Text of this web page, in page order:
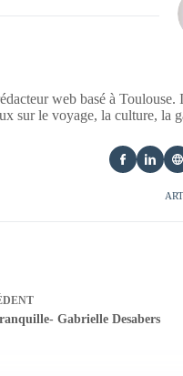
web basé à
sur le voyage, la culture, la
Gabrielle Desabers